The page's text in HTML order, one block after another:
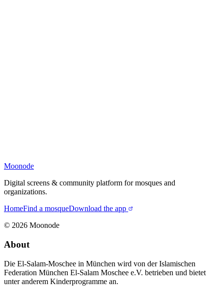
Moonode
Digital screens & community platform for mosques and
organizations.
HomeFind a mosqueDownload the app
© 2026 Moonode
About
Die El-Salam-Moschee in München wird von der Islamischen
Federation München El-Salam Moschee e.V. betrieben und bietet
unter anderem Kinderprogramme an.